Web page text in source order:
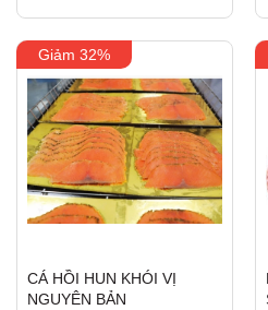
Giảm 32%
CÁ HỒI HUN KHÓI VỊ
NGUYÊN BẢN